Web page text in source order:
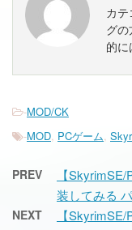
カ
グ
的に
-MOD/CK
-MOD, PCゲーム,
PREV
【
装してみる
NEXT
【